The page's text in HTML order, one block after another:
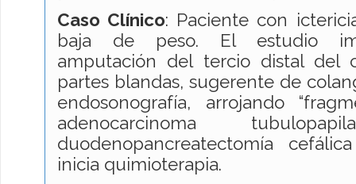
Caso Clínico: Paciente con
baja de peso. El estudio
amputación del tercio distal del
partes blandas, sugerente de
endosonografía, arrojando
adenocarcinoma
duodenopancreatectomía
inicia quimioterapia.